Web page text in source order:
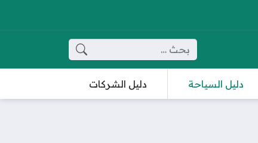
البحث عن:
دليل السياحة دليل الشركات